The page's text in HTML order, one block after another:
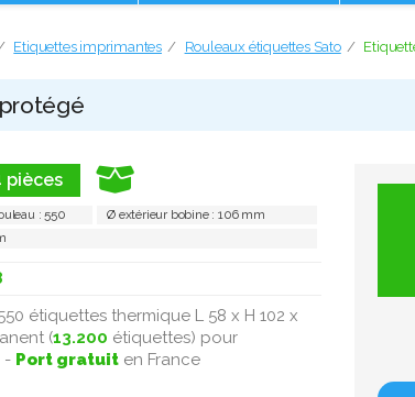
Etiquettes imprimantes Rouleaux étiquettes Sato
pièces
: 550
Ø extérieur bobine : 106 mm
étiquettes thermique L 58 x H 102 x
(13.200 étiquettes) pour
- Port gratuit en France